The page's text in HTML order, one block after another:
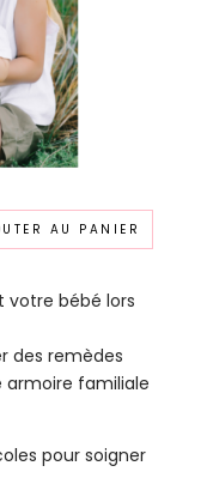
AU PANIER
bébé lors
des remèdes
armoire familiale
pour soigner